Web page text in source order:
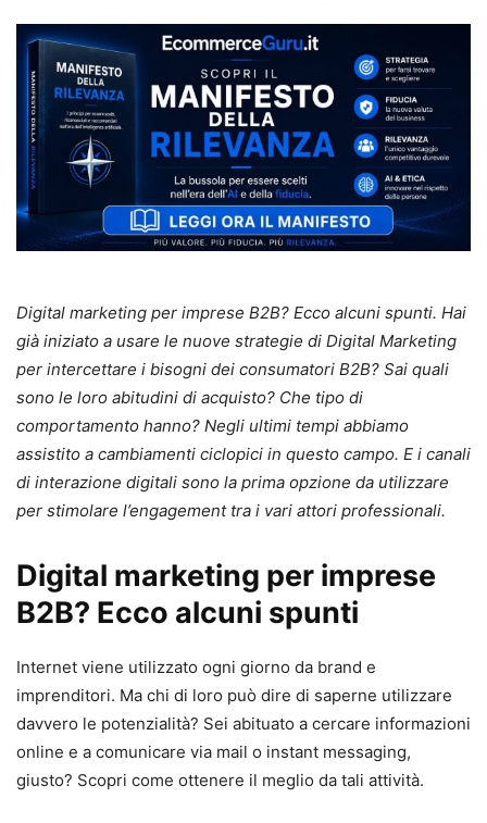
Digital marketing per imprese B2B? Ecco alcuni spunti. Hai
già iniziato a usare le nuove strategie di Digital Marketing
per intercettare i bisogni dei consumatori B2B? Sai quali
sono le loro abitudini di acquisto? Che tipo di
comportamento hanno? Negli ultimi tempi abbiamo
assistito a cambiamenti ciclopici in questo campo. E i canali
di interazione digitali sono la prima opzione da utilizzare
per stimolare l’engagement tra i vari attori professionali.
Digital marketing per imprese
B2B? Ecco alcuni spunti
Internet viene utilizzato ogni giorno da brand e
imprenditori. Ma chi di loro può dire di saperne utilizzare
davvero le potenzialità? Sei abituato a cercare informazioni
online e a comunicare via mail o instant messaging,
giusto? Scopri come ottenere il meglio da tali attività.